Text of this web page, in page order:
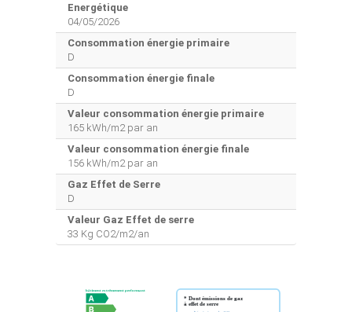
Energétique
04/05/2026
Consommation énergie primaire
D
Consommation énergie finale
D
Valeur consommation énergie primaire
165 kWh/m2 par an
Valeur consommation énergie finale
156 kWh/m2 par an
Gaz Effet de Serre
D
Valeur Gaz Effet de serre
33 Kg CO2/m2/an